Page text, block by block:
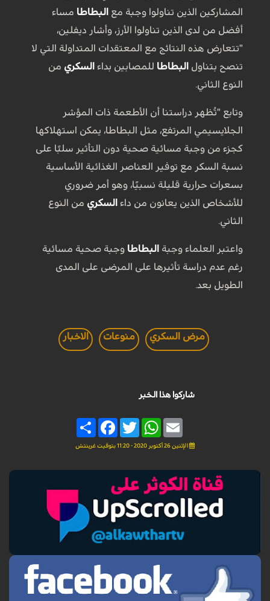
المشاركين الذين تناولوا وجبة مع البطاطا مساء
أفضل من لدى الذين تناولوا الأرز، وأشار ديفلين،
"تتعارض هذه النتائج مع المعتقدات المتداولة التي لا
تنصح بتناول البطاطا للمصابين بداء السكري من
النوع الثاني.
وتابع "تُظهر دراستنا أن الأطعمة ذات المؤشر
الجلايسيمي المرتفع، مثل البطاطا، يمكن استهلاكها
كجزء من وجبة مسائية صحية دون التأثير سلبًا على
نسبة السكر مع توفير العناصر الغذائية الأساسية
بسعرات حرارية قليلة نسبيًا، وهو أمر ضروري
للأشخاص الذين يعانون من داء السكري من النوع
الثاني.
واعتبر العلماء وجبة البطاطا وجبة صحية مسائية
رغم عدم دراسة تأثيرها على المرضى على المدى
الطويل بعد.
مرض السكري منوعات الاخبار
شاركوا هذا الخبر
Share
FacebookTwitter
WhatsAppEmail
الإثنين 26 أكتوبر 2020 - 11:20 بتوقيت غرينتش